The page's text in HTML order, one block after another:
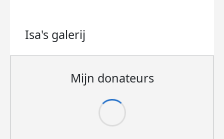
Isa's galerij
Mijn donateurs